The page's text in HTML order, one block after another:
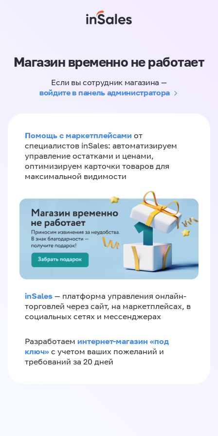
Магазин временно не работает
Если вы сотрудник магазина —
войдите в панель администратора
Помощь с маркетплейсами от
специалистов inSales: автоматизируем
управление остатками и ценами,
оптимизируем карточки товаров для
максимальной видимости
inSales — платформа управления онлайн-
торговлей через сайт, на маркетплейсах, в
социальных сетях и мессенджерах
Разработаем интернет-магазин «‎под
ключ»‎ с учетом ваших пожеланий и
требований за 20 дней